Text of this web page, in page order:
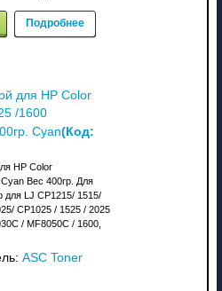
Подробнее
для HP Color
/1600
Cyan(Код:
HP Color
Вес 400гр. Для
для LJ CP1215/ 1515/
CP1025 / 1525 / 2025
/ MF8050C / 1600,
ASC Toner